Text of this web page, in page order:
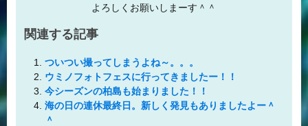
よろしくお願いしまーす＾＾
関連する記事
ついつい撮ってしまうよね～。。。
ウミノフォトフェスに行ってきましたー！！
今シーズンの柏島も始まりました！！
海の日の連休最終日。新しく発見もありましたよー＾
＾